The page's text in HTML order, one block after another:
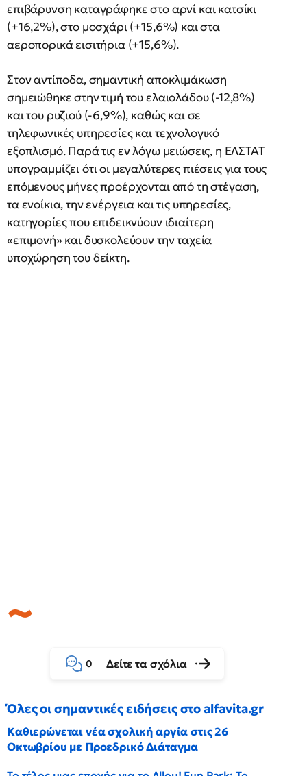
επιβάρυνση καταγράφηκε στο αρνί και κατσίκι
(+16,2%), στο μοσχάρι (+15,6%) και στα
αεροπορικά εισιτήρια (+15,6%).
Στον αντίποδα, σημαντική αποκλιμάκωση
σημειώθηκε στην τιμή του ελαιολάδου (-12,8%)
και του ρυζιού (-6,9%), καθώς και σε
τηλεφωνικές υπηρεσίες και τεχνολογικό
εξοπλισμό. Παρά τις εν λόγω μειώσεις, η ΕΛΣΤΑΤ
υπογραμμίζει ότι οι μεγαλύτερες πιέσεις για τους
επόμενους μήνες προέρχονται από τη στέγαση,
τα ενοίκια, την ενέργεια και τις υπηρεσίες,
κατηγορίες που επιδεικνύουν ιδιαίτερη
«επιμονή» και δυσκολεύουν την ταχεία
υποχώρηση του δείκτη.
0 Δείτε τα σχόλια
Όλες οι σημαντικές ειδήσεις στο alfavita.gr
Καθιερώνεται νέα σχολική αργία στις 26
Οκτωβρίου με Προεδρικό Διάταγμα